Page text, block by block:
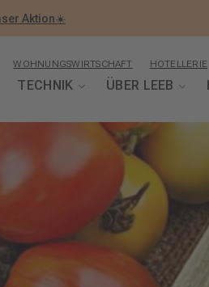
Aktion☀️
WOHNUNGSWIRTSCHAFT HOTELLERIE
TECHNIK ÜBER LEEB